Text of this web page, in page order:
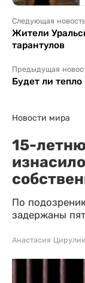
Следующая новость
Жители
тарантулов
Предыдущая
Будет ли
Новости мира
15-
По
задержаны
Анастасия Цирулик